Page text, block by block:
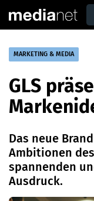
MARKETING & MEDIA
GLS
Das neue
Ambitionen
spannenden
Ausdruck.